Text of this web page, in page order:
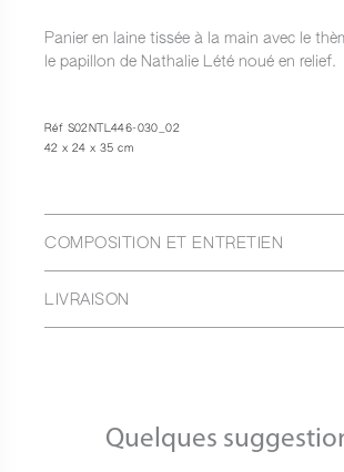
Panier en laine tissée à la main avec le
le papillon de Nathalie Lété noué en relief.
Réf S02NTL446-030_02
42 x 24 x 35 cm
COMPOSITION ET ENTRETIEN
LIVRAISON
Quelques